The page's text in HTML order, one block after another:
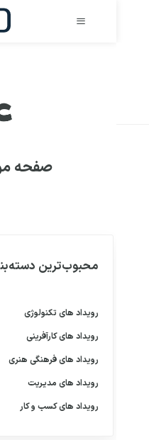
صفحه
محبوب‌ترین دسته‌بندی‌ها
رویداد هایتکنولوژی
رویداد هایکارآفرینی
رویداد هایفرهنگی هنری
رویداد هایمدیریت
رویداد هایکسب و کار